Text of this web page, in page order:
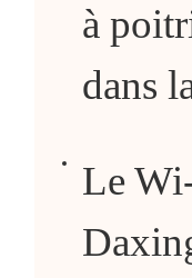
à
dans
Le